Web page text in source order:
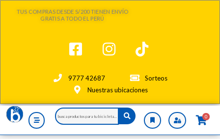
TUS COMPRAS DESDE S/200 TIENEN ENVÍO
GRATIS A TODO EL PERÚ
9777 42687
Sorteos
Nuestras ubicaciones
Search
...
0